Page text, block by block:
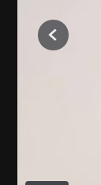
Previous